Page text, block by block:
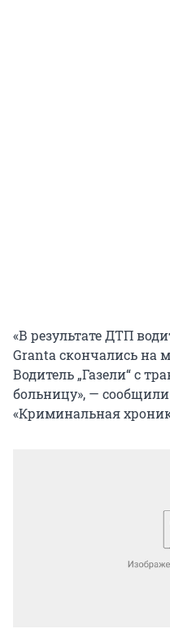
«В результате ДТП
Granta скончались на
Водитель „Газели“ с
больницу», —
«Криминальная